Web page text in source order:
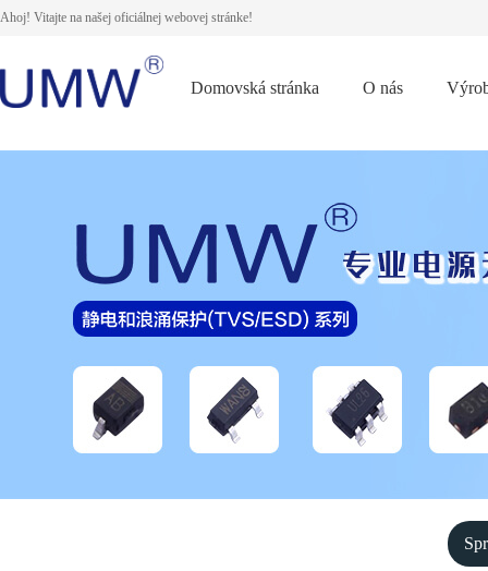
Ahoj! Vitajte na našej oficiálnej webovej stránke!
Domovská stránka O nás